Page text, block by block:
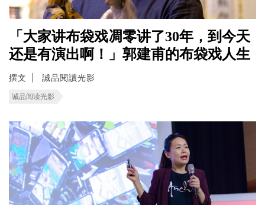
「大家讲布袋戏凋零讲了30年，到今天
还是有演出啊！」郭建甫的布袋戏人生
撰文 誠品閱讀光影
诚品阅读光影